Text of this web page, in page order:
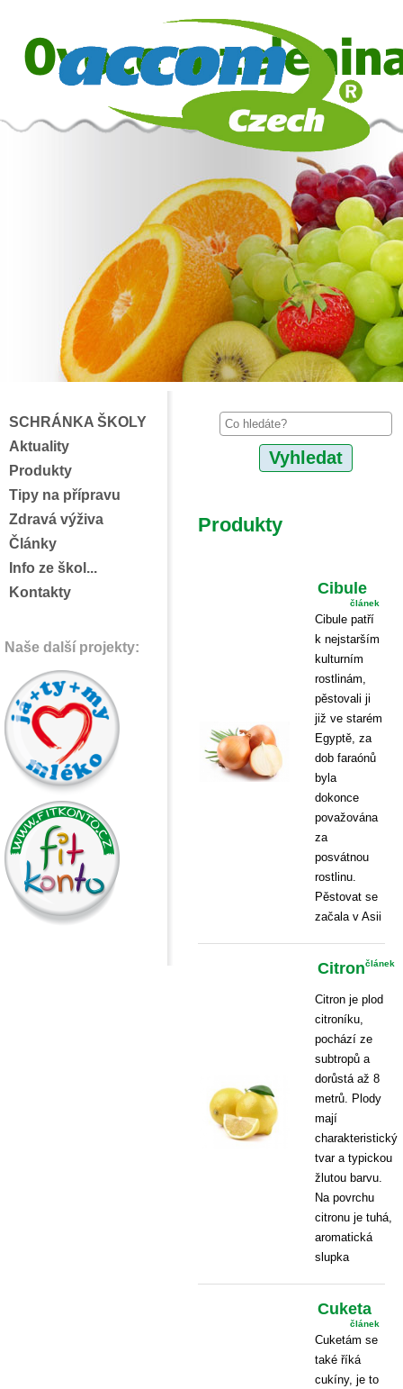
SCHRÁNKA ŠKOLY
Aktuality
Produkty
Tipy na přípravu
Zdravá výživa
Články
Info ze škol...
Kontakty
Naše další projekty:
Produkty
Cibule
článek
Cibule patří
k nejstarším
kulturním
rostlinám,
pěstovali ji
již ve starém
Egyptě, za
dob faraónů
byla
dokonce
považována
za
posvátnou
rostlinu.
Pěstovat se
začala v Asii
Citrončlánek
Citron je plod
citroníku,
pochází ze
subtropů a
dorůstá až 8
metrů. Plody
mají
charakteristický
tvar a typickou
žlutou barvu.
Na povrchu
citronu je tuhá,
aromatická
slupka
Cuketa
článek
Cuketám se
také říká
cukíny, je to